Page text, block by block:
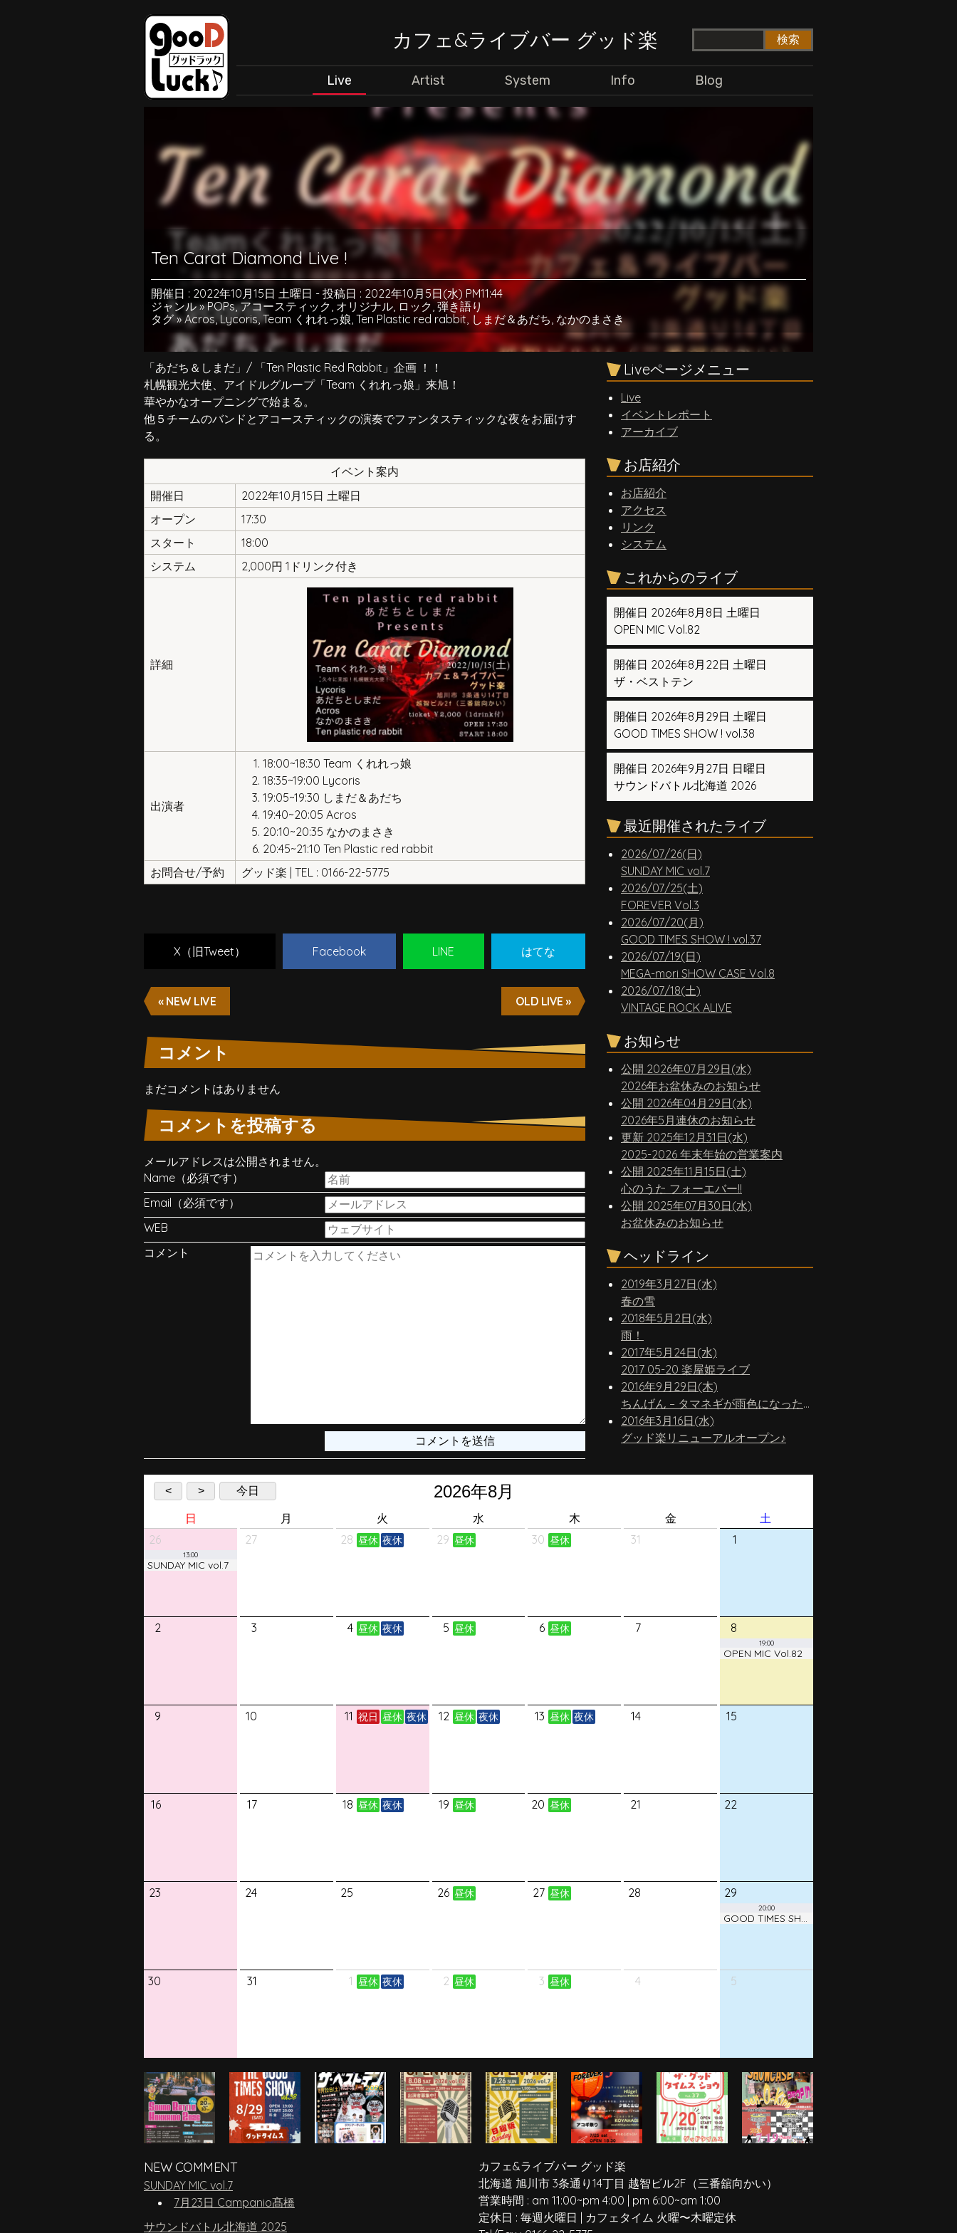
カフェ&ライブバー グッド楽
Live Artist System Info Blog
Ten Carat Diamond Live !
開催日 : 2022年10月15日 土曜日 - 投稿日 : 2022年10月5日(水) PM11:44
ジャンル »POPs,アコースティック, オリジナル, ロック,弾き語り
タグ » Acros,Lycoris,Team くれれっ娘, Ten Plastic red rabbit, しまだ＆あだち, なかのまさき
「あだち＆しまだ」/ 「Ten Plastic Red Rabbit」企画 ！！
札幌観光大使、アイドルグループ「Team くれれっ娘」来旭！
華やかなオープニングで始まる。
他５チームのバンドとアコースティックの演奏でファンタスティックな夜をお届けす
る。
イベント案内
開催日
2022年10月15日 土曜日
オープン
17:30
スタート
18:00
システム
2,000円 1ドリンク付き
詳細
出演者
18:00~18:30 Team くれれっ娘
18:35~19:00 Lycoris
19:05~19:30 しまだ＆あだち
19:40~20:05 Acros
20:10~20:35 なかのまさき
20:45~21:10 Ten Plastic red rabbit
お問合せ/予約
グッド楽 | TEL : 0166-22-5775
X（旧Tweet） Facebook LINE はてな
« NEW LIVE OLD LIVE »
コメント
まだコメントはありません
コメントを投稿する
メールアドレスは公開されません。
Name（必須です）
Email（必須です）
WEB
コメント
Liveページメニュー
Live
イベントレポート
アーカイブ
お店紹介
お店紹介
アクセス
リンク
システム
これからのライブ
開催日 2026年8月8日 土曜日
OPEN MIC Vol.82
開催日 2026年8月22日 土曜日
ザ・ベストテン
開催日 2026年8月29日 土曜日
GOOD TIMES SHOW ! vol.38
開催日 2026年9月27日 日曜日
サウンドバトル北海道 2026
最近開催されたライブ
2026/07/26(日)
SUNDAY MIC vol.7
2026/07/25(土)
FOREVER Vol.3
2026/07/20(月)
GOOD TIMES SHOW ! vol.37
2026/07/19(日)
MEGA-mori SHOW CASE Vol.8
2026/07/18(土)
VINTAGE ROCK ALIVE
お知らせ
公開 2026年07月29日(水)
2026年お盆休みのお知らせ
公開 2026年04月29日(水)
2026年5月連休のお知らせ
更新 2025年12月31日(水)
2025-2026 年末年始の営業案内
公開 2025年11月15日(土)
心のうた フォーエバー!!
公開 2025年07月30日(水)
お盆休みのお知らせ
ヘッドライン
2019年3月27日(水)
春の雪
2018年5月2日(水)
雨！
2017年5月24日(水)
2017 05-20 楽屋姫ライブ
2016年9月29日(木)
ちんげん – タマネギが雨色になったら
2016年3月16日(水)
グッド楽リニューアルオープン♪
< > 今日
日 月 火 水 木 金
土
26
13:00
SUNDAY MIC vol.7
27 28 昼休 夜休 29 昼休 30 昼休 31 1
2 3 4 昼休 夜休 5 昼休 6 昼休 7 8
19:00
OPEN MIC Vol.82
9 10 11 祝日 昼休 夜休 12 昼休 夜休 13 昼休 夜休 14 15
16 17 18 昼休 夜休 19 昼休 20 昼休 21 22
23 24 25 26 昼休 27 昼休 28 29
20:00
GOOD TIMES SHOW ! vol.38
30 31 1 昼休 夜休 2 昼休 3 昼休 4 5
NEW COMMENT
SUNDAY MIC vol.7
7月23日 Campanio髙橋
サウンドバトル北海道 2025
カフェ&ライブバー グッド楽
北海道 旭川市 3条通り14丁目 越智ビル2F （三番舘向かい）
営業時間 : am 11:00~pm 4:00 pm 6:00~am 1:00
定休日 : 毎週火曜日
カフェタイム 火曜〜木曜定休